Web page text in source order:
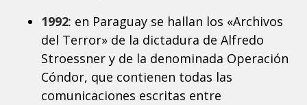
1992: en Paraguay se hallan los «Archivos
del Terror» de la dictadura de Alfredo
Stroessner y de la denominada Operación
Cóndor, que contienen todas las
comunicaciones escritas entre